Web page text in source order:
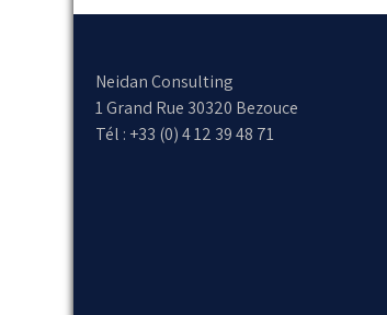
Neidan Consulting
1 Grand Rue 30320 Bezouce
Tél : +33 (0) 4 12 39 48 71